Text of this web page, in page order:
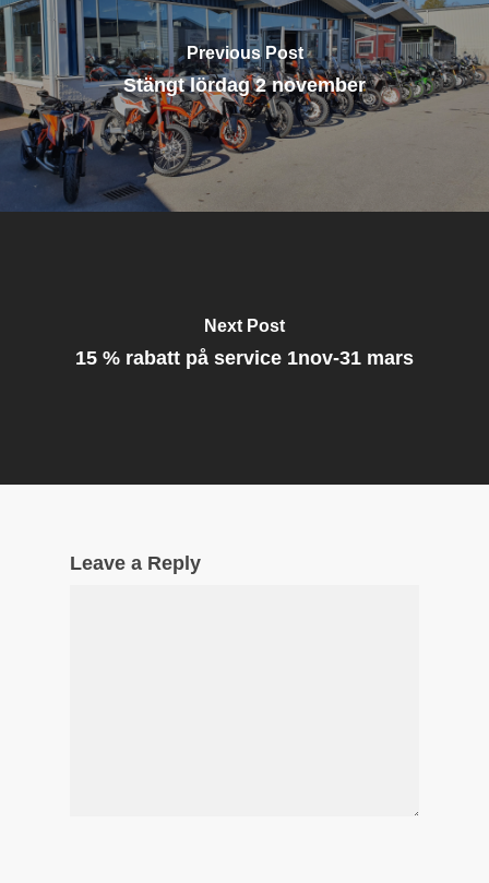
Previous Post
Stängt lördag 2 november
Next Post
15 % rabatt på service 1nov-31 mars
Leave a Reply